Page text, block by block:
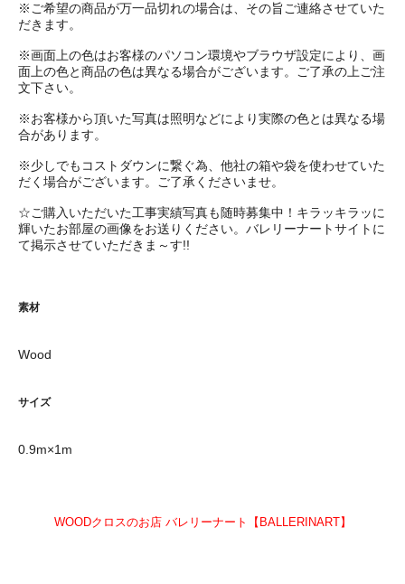
※ご希望の商品が万一品切れの場合は、その旨ご連絡させていた
だきます。
※画面上の色はお客様のパソコン環境やブラウザ設定により、画
面上の色と商品の色は異なる場合がございます。ご了承の上ご注
文下さい。
※お客様から頂いた写真は照明などにより実際の色とは異なる場
合があります。
※少しでもコストダウンに繋ぐ為、他社の箱や袋を使わせていた
だく場合がございます。ご了承くださいませ。
☆ご購入いただいた工事実績写真も随時募集中！キラッキラッに
輝いたお部屋の画像をお送りください。バレリーナートサイトに
て掲示させていただきま～す!!
素材
Wood
サイズ
0.9m×1m
WOODクロスのお店 バレリーナート【BALLERINART】